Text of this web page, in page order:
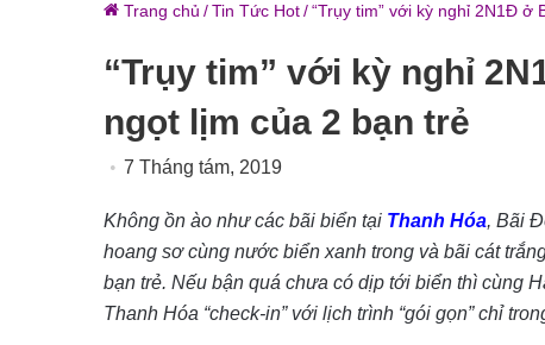
Trang chủ /Tin Tức Hot/“Trụy tim” với kỳ nghỉ 2N1Đ ở
“Trụy tim” với kỳ nghỉ
ngọt lịm của 2 bạn trẻ
7 Tháng tám, 2019
Không ồn ào như các bãi biển tại Thanh Hóa, Bãi
hoang sơ cùng nước biển xanh trong và bãi cát
bạn trẻ. Nếu bận quá chưa có dịp tới biển thì cùng
Thanh Hóa “check-in” với lịch trình “gói gọn” chỉ